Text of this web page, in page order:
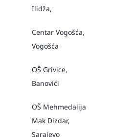
Ilidža,
Centar Vogošća,
Vogošća
OŠ Grivice,
Banovići
OŠ Mehmedalija
Mak Dizdar,
Sarajevo